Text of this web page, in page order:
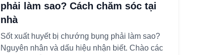
phải làm sao? Cách chăm sóc tại
nhà
Sốt xuất huyết bị chướng bụng phải làm sao?
Nguyên nhân và dấu hiệu nhận biết. Chào các